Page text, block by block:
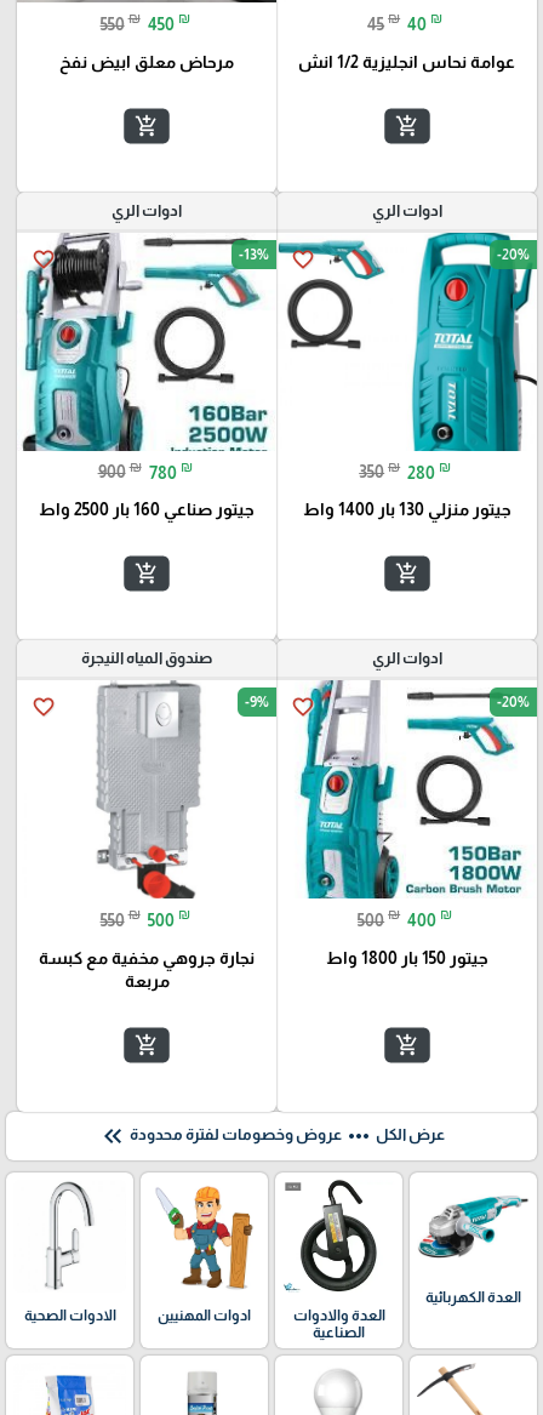
45 ₪ 40 ₪
عوامة نحاس انجليزية 1/2 انش
add_shopping_cart
550 ₪ 450 ₪
مرحاض معلق ابيض نفخ
add_shopping_cart
ادوات الري
favorite_border -20%
350 ₪ 280 ₪
جيتور منزلي 130 بار 1400 واط
add_shopping_cart
ادوات الري
favorite_border -13%
900 ₪ 780 ₪
جيتور صناعي 160 بار 2500 واط
add_shopping_cart
ادوات الري
favorite_border -20%
500 ₪ 400 ₪
جيتور 150 بار 1800 واط
add_shopping_cart
صندوق المياه النيجرة
favorite_border -9%
550 ₪ 500 ₪
نجارة جروهي مخفية مع كبسة
مربعة
add_shopping_cart
عرض الكل more_horiz عروض وخصومات لفترة محدودة keyboard_double_arrow_left
العدة الكهربائية
العدة والادوات
الصناعية
ادوات المهنيين الادوات الصحية